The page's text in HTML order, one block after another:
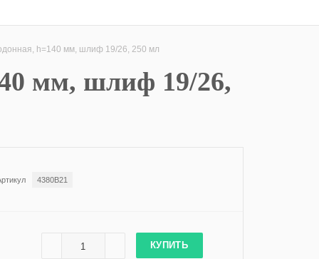
h=140 мм, шлиф 19/26, 250 мл
мм, шлиф 19/26,
4380B21
КУПИТЬ